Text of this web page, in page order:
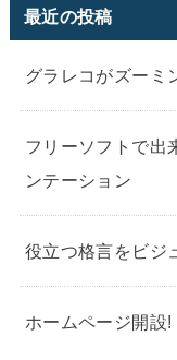
最近の投稿
グラレコがズーミ
フリーソフトで出
ンテーション
役立つ格言をビジ
ホームページ開設!